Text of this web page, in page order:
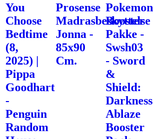
You
Choose
Bedtime
(8,
2025) |
Pippa
Goodhart
-
Penguin
Random
Prosense
Madrasbeskyttelse
Jonna -
85x90
Cm.
Pokemon
Booster
Pakke -
Swsh03
- Sword
&
Shield:
Darkness
Ablaze
Booster